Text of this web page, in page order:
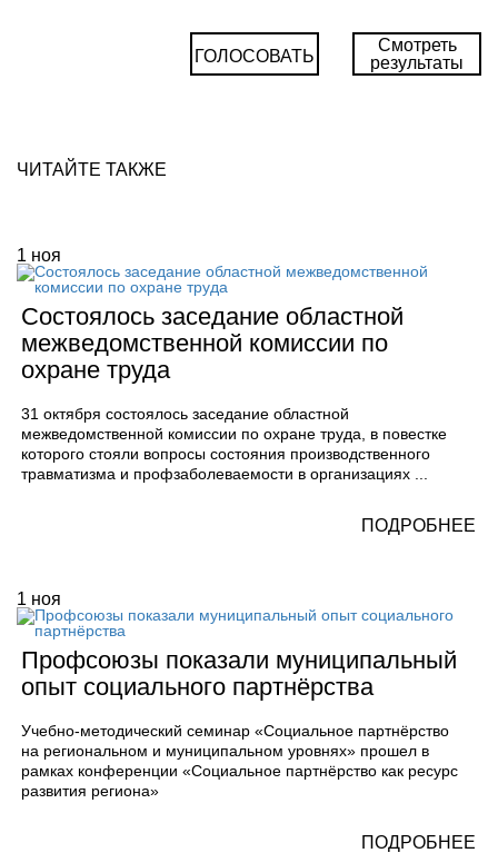
ГОЛОСОВАТЬ
Смотреть
результаты
ЧИТАЙТЕ ТАКЖЕ
1 ноя
Состоялось заседание областной
межведомственной комиссии по
охране труда
31 октября состоялось заседание областной
межведомственной комиссии по охране труда, в повестке
которого стояли вопросы состояния производственного
травматизма и профзаболеваемости в организациях ...
ПОДРОБНЕЕ
1 ноя
Профсоюзы показали муниципальный
опыт социального партнёрства
Учебно-методический семинар «Социальное партнёрство
на региональном и муниципальном уровнях» прошел в
рамках конференции «Социальное партнёрство как ресурс
развития региона»
ПОДРОБНЕЕ